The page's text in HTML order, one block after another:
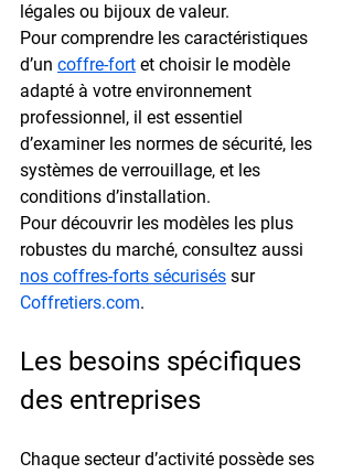
légales ou bijoux de valeur.
Pour comprendre les caractéristiques
d’un coffre-fort et choisir le modèle
adapté à votre environnement
professionnel, il est essentiel
d’examiner les normes de sécurité, les
systèmes de verrouillage, et les
conditions d’installation.
Pour découvrir les modèles les plus
robustes du marché, consultez aussi
nos coffres-forts sécurisés sur
Coffretiers.com.
Les besoins spécifiques
des entreprises
Chaque secteur d’activité possède ses